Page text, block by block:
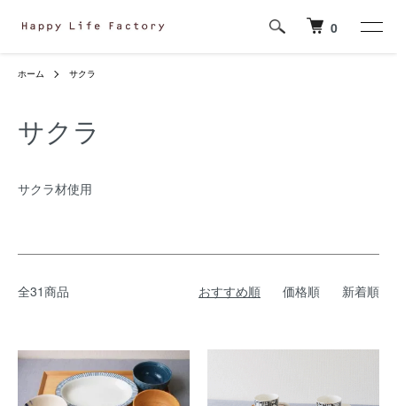
0
ホーム サクラ
サクラ
サクラ材使用
全31商品 おすすめ順 価格順 新着順